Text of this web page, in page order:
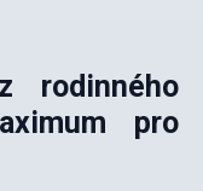
rodinného
pro